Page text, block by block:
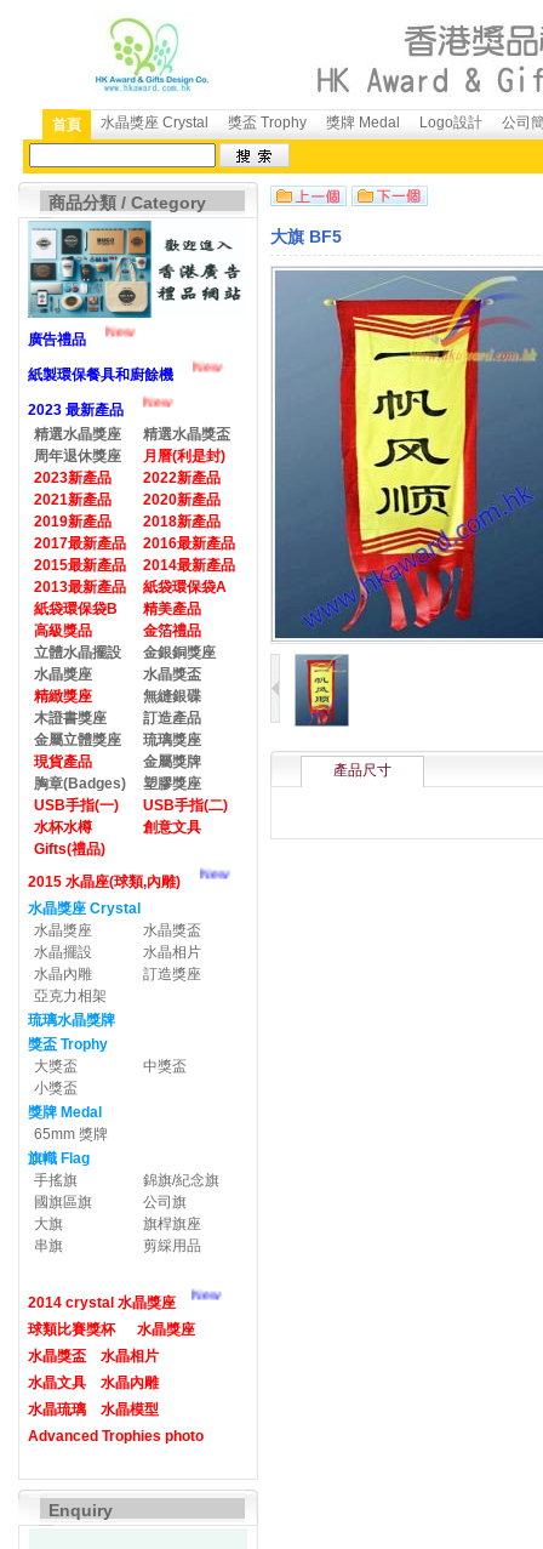
首頁 水晶獎座 Crystal 獎盃 Trophy 獎牌 Medal Logo設計 公司
商品分類 / Category
廣告禮品 New
紙製環保餐具和廚餘機 New
2023 最新產品
New
精選水晶獎座
精選水晶獎盃
周年退休獎座
月曆(利是封)
2023新產品
2022新產品
2021新產品
2020新產品
2019新產品
2018新產品
2017最新產品
2016最新產品
2015最新產品
2014最新產品
2013最新產品
紙袋環保袋A
紙袋環保袋B
精美產品
高級獎品
金箔禮品
立體水晶擺設
金銀銅獎座
水晶獎座
水晶獎盃
精緻獎座
無縫銀碟
木證書獎座
訂造產品
金屬立體獎座
琉璃獎座
現貨產品
金屬獎牌
胸章(Badges)
塑膠獎座
USB手指(一)
USB手指(二)
水杯水樽
創意文具
Gifts(禮品)
2015 水晶座(球類,內雕)
New
水晶獎座 Crystal
水晶獎座
水晶獎盃
水晶擺設
水晶相片
水晶內雕
訂造獎座
亞克力相架
琉璃水晶獎牌
獎盃 Trophy
大獎盃
中獎盃
小獎盃
獎牌 Medal
65mm 獎牌
旗幟 Flag
手搖旗
錦旗/紀念旗
國旗區旗
公司旗
大旗
旗桿旗座
串旗
剪綵用品
2014 crystal 水晶獎座 New
球類比賽獎杯
水晶獎座
水晶獎盃
水晶相片
水晶文具
水晶內雕
水晶琉璃
水晶模型
Advanced Trophies photo
Enquiry
大旗 BF5
產品尺寸